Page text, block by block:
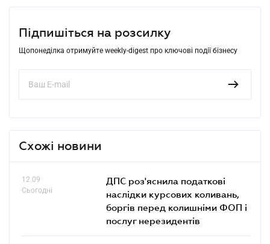
Підпишіться на розсилку
Щопонеділка отримуйте weekly-digest про ключові події бізнесу
Схожі новини
12.09
Сьогодні
ДПС роз'яснила податкові
наслідки курсових коливань,
боргів перед колишніми ФОП і
послуг нерезидентів